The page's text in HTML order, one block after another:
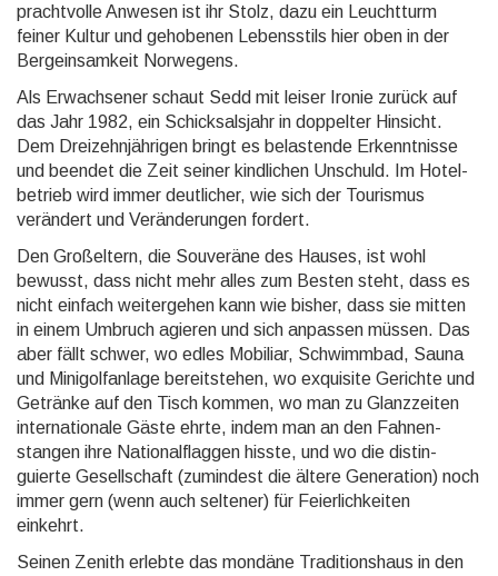
prachtvolle Anwesen ist ihr Stolz, dazu ein Leuchtturm
feiner Kultur und gehobenen Lebensstils hier oben in der
Berg­einsam­keit Norwegens.
Als Erwachsener schaut Sedd mit leiser Ironie zurück auf
das Jahr 1982, ein Schick­sals­jahr in doppelter Hinsicht.
Dem Drei­zehn­jähri­gen bringt es belastende Erkennt­nisse
und beendet die Zeit seiner kindlichen Unschuld. Im Hotel­
betrieb wird immer deutlicher, wie sich der Tourismus
verändert und Verände­rungen fordert.
Den Großeltern, die Souveräne des Hauses, ist wohl
bewusst, dass nicht mehr alles zum Besten steht, dass es
nicht einfach weitergehen kann wie bisher, dass sie mitten
in einem Umbruch agieren und sich anpassen müssen. Das
aber fällt schwer, wo edles Mobiliar, Schwimmbad, Sauna
und Minigolf­anlage bereit­stehen, wo exquisite Gerichte und
Getränke auf den Tisch kommen, wo man zu Glanzzeiten
interna­tionale Gäste ehrte, indem man an den Fahnen­
stangen ihre National­flaggen hisste, und wo die distin­
guierte Gesell­schaft (zumindest die ältere Generation) noch
immer gern (wenn auch seltener) für Feier­lich­keiten
einkehrt.
Seinen Zenith erlebte das mondäne Traditionshaus in den